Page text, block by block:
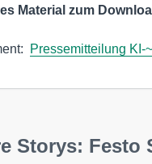
Material zum
Pressemitteilung KI-
Storys: Festo